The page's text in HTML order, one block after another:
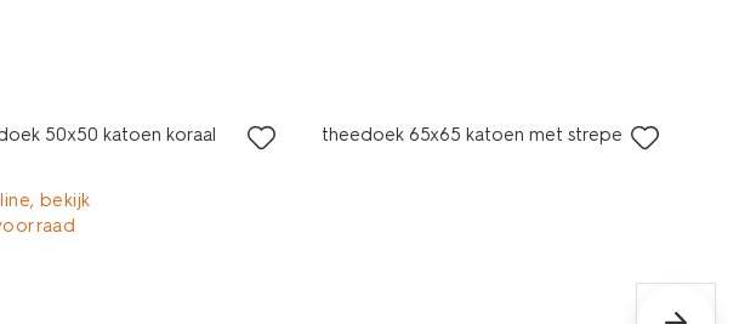
50x50 katoen koraal
bekijk
theedoek 65x65 katoen met strepen